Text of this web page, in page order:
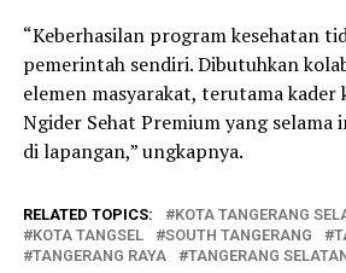
“Keberhasilan program kesehatan
pemerintah sendiri. Dibutuhkan
elemen masyarakat, terutama kader
Ngider Sehat Premium yang selama
di lapangan,” ungkapnya.
RELATED TOPICS:
KOTA TANGERANG
KOTA TANGSEL
SOUTH TANGERANG
TANGERANG RAYA
TANGERANG